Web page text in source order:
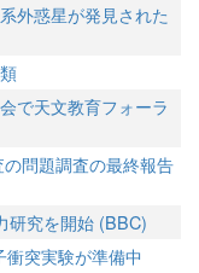
外惑星が発見された
で天文教育フォーラ
問題調査の最終報告
研究を開始 (BBC)
突実験が準備中